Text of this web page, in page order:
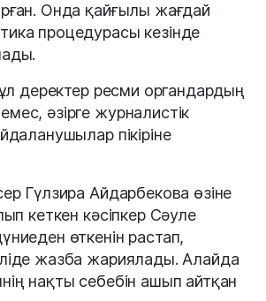
Онда қайғылы жағдай
процедурасы кезінде
деректер ресми органдардың
әзірге журналистік
пікіріне
Гүлзира Айдарбекова өзіне
кеткен кәсіпкер Сәуле
өткенін растап,
жазба жариялады. Алайда
нақты себебін ашып айтқан